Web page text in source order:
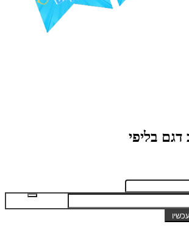
דגם בליפי